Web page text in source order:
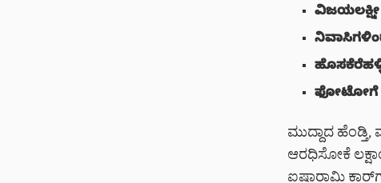
ಫೋಟೋಗೆ
ಮುದ್ದಾದ
ಆರಧಿಸೋಕೆ
ಐಷಾರಾಮಿ